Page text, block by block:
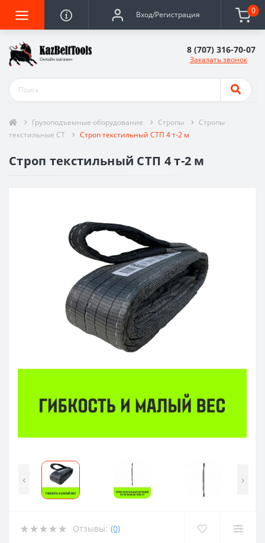
Вход/Регистрация 0
8 (707) 316-70-07
Заказать звонок
Грузоподъемные оборудование Стропы
Стропы
текстильные СТ
Строп текстильный СТП 4 т-2 м
Строп текстильный СТП 4 т-2 м
‹ ›
Отзывы: (0)